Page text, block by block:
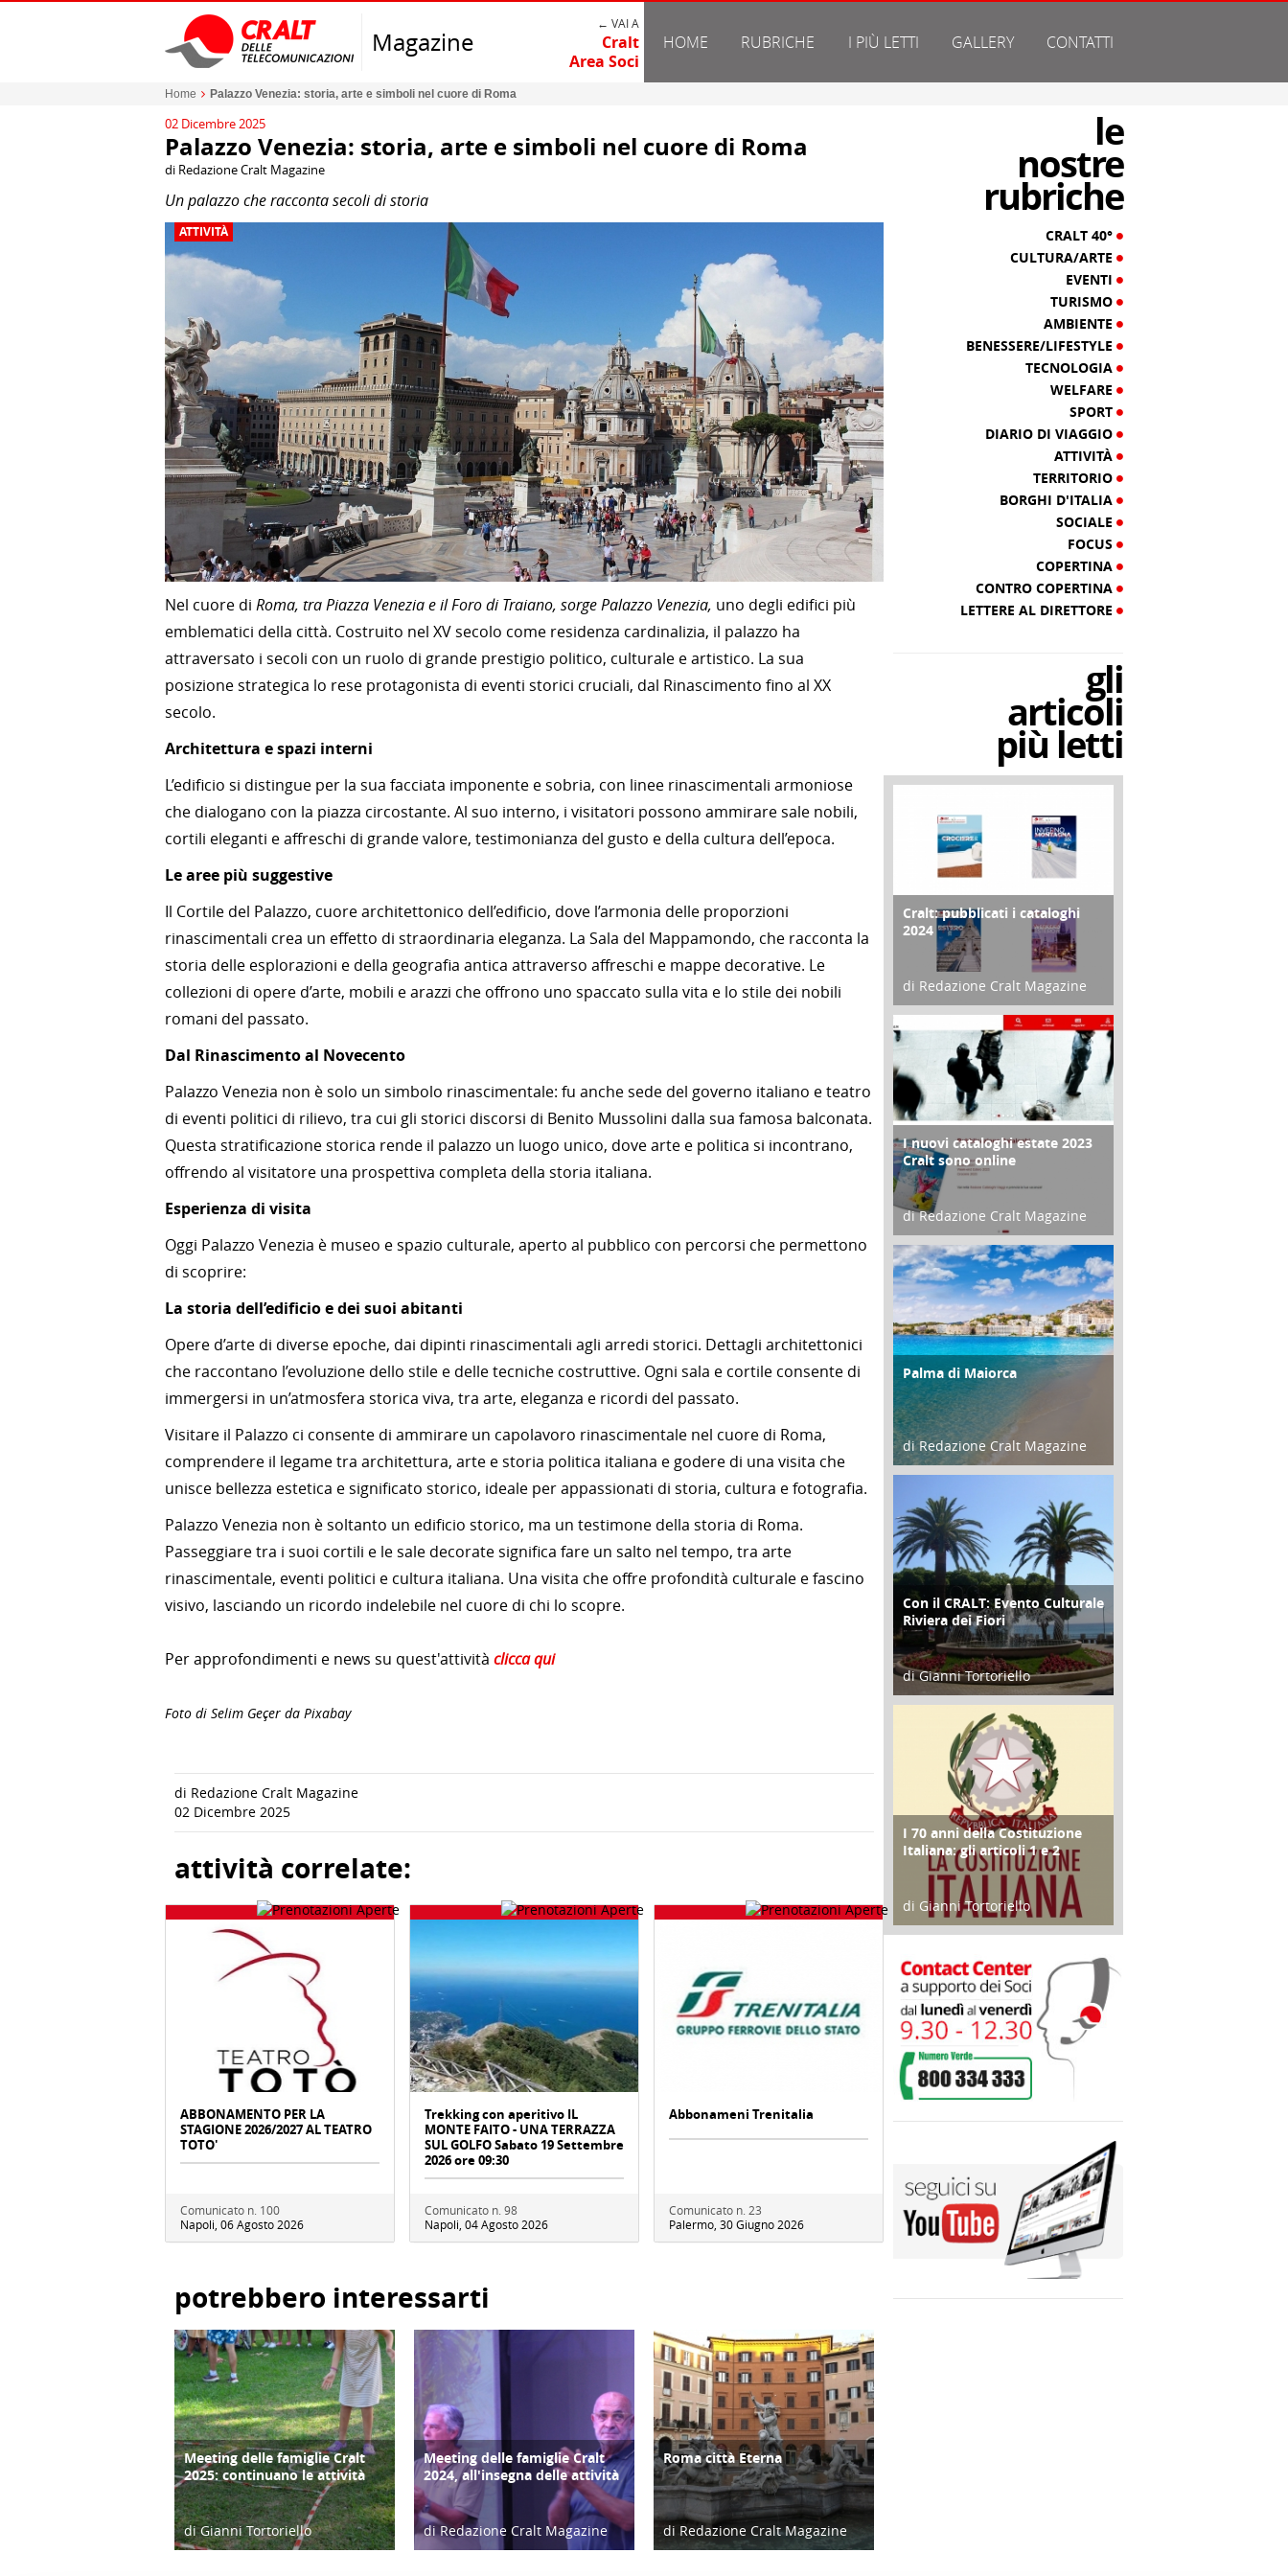
Magazine
← VAI A
Cralt
Area Soci
HOME RUBRICHE I PIÙ LETTI GALLERY CONTATTI
Home Palazzo Venezia: storia, arte e simboli nel cuore di Roma
02 Dicembre 2025
Palazzo Venezia: storia, arte e simboli nel cuore di Roma
di Redazione Cralt Magazine
Un palazzo che racconta secoli di storia
ATTIVITÀ
Nel cuore di Roma, tra Piazza Venezia e il Foro di Traiano, sorge Palazzo Venezia, uno degli edifici più
emblematici della città. Costruito nel XV secolo come residenza cardinalizia, il palazzo ha
attraversato i secoli con un ruolo di grande prestigio politico, culturale e artistico. La sua
posizione strategica lo rese protagonista di eventi storici cruciali, dal Rinascimento fino al XX
secolo.
Architettura e spazi interni
L’edificio si distingue per la sua facciata imponente e sobria, con linee rinascimentali armoniose
che dialogano con la piazza circostante. Al suo interno, i visitatori possono ammirare sale nobili,
cortili eleganti e affreschi di grande valore, testimonianza del gusto e della cultura dell’epoca.
Le aree più suggestive
Il Cortile del Palazzo, cuore architettonico dell’edificio, dove l’armonia delle proporzioni
rinascimentali crea un effetto di straordinaria eleganza. La Sala del Mappamondo, che racconta la
storia delle esplorazioni e della geografia antica attraverso affreschi e mappe decorative. Le
collezioni di opere d’arte, mobili e arazzi che offrono uno spaccato sulla vita e lo stile dei nobili
romani del passato.
Dal Rinascimento al Novecento
Palazzo Venezia non è solo un simbolo rinascimentale: fu anche sede del governo italiano e teatro
di eventi politici di rilievo, tra cui gli storici discorsi di Benito Mussolini dalla sua famosa balconata.
Questa stratificazione storica rende il palazzo un luogo unico, dove arte e politica si incontrano,
offrendo al visitatore una prospettiva completa della storia italiana.
Esperienza di visita
Oggi Palazzo Venezia è museo e spazio culturale, aperto al pubblico con percorsi che permettono
di scoprire:
La storia dell’edificio e dei suoi abitanti
Opere d’arte di diverse epoche, dai dipinti rinascimentali agli arredi storici. Dettagli architettonici
che raccontano l’evoluzione dello stile e delle tecniche costruttive. Ogni sala e cortile consente di
immergersi in un’atmosfera storica viva, tra arte, eleganza e ricordi del passato.
Visitare il Palazzo ci consente di ammirare un capolavoro rinascimentale nel cuore di Roma,
comprendere il legame tra architettura, arte e storia politica italiana e godere di una visita che
unisce bellezza estetica e significato storico, ideale per appassionati di storia, cultura e fotografia.
Palazzo Venezia non è soltanto un edificio storico, ma un testimone della storia di Roma.
Passeggiare tra i suoi cortili e le sale decorate significa fare un salto nel tempo, tra arte
rinascimentale, eventi politici e cultura italiana. Una visita che offre profondità culturale e fascino
visivo, lasciando un ricordo indelebile nel cuore di chi lo scopre.
Per approfondimenti e news su quest'attività clicca qui
Foto di Selim Geçer da Pixabay
di Redazione Cralt Magazine
02 Dicembre 2025
attività correlate:
ABBONAMENTO PER LA
STAGIONE 2026/2027 AL TEATRO
TOTO'
Comunicato n. 100
Napoli, 06 Agosto 2026
Trekking con aperitivo IL
MONTE FAITO - UNA TERRAZZA
SUL GOLFO Sabato 19 Settembre
2026 ore 09:30
Comunicato n. 98
Napoli, 04 Agosto 2026
Abbonameni Trenitalia
Comunicato n. 23
Palermo, 30 Giugno 2026
potrebbero interessarti
COPERTINA
Meeting delle famiglie Cralt
2025: continuano le attività
di Gianni Tortoriello
COPERTINA
Meeting delle famiglie Cralt
2024, all'insegna delle attività
di Redazione Cralt Magazine
ATTIVITÀ
Roma città Eterna
di Redazione Cralt Magazine
le
nostre
rubriche
CRALT 40°
CULTURA/ARTE
EVENTI
TURISMO
AMBIENTE
BENESSERE/LIFESTYLE
TECNOLOGIA
WELFARE
SPORT
DIARIO DI VIAGGIO
ATTIVITÀ
TERRITORIO
BORGHI D'ITALIA
SOCIALE
FOCUS
COPERTINA
CONTRO COPERTINA
LETTERE AL DIRETTORE
gli
articoli
più letti
COPERTINA
Cralt: pubblicati i cataloghi
2024
di Redazione Cralt Magazine
21 Novembre 2023
CONTRO COPERTINA
I nuovi cataloghi estate 2023
Cralt sono online
di Redazione Cralt Magazine
07 Marzo 2023
ATTIVITÀ
Palma di Maiorca
di Redazione Cralt Magazine
25 Giugno 2016
ATTIVITÀ
Con il CRALT: Evento Culturale
Riviera dei Fiori
di Gianni Tortoriello
16 Febbraio 2018
FOCUS
I 70 anni della Costituzione
Italiana: gli articoli 1 e 2
di Gianni Tortoriello
17 Marzo 2018